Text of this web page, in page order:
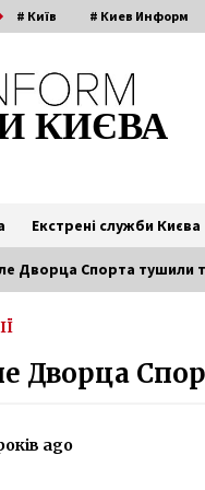
# Київ # Киев Информ
КИЄВА
Екстрені служби Києва
напрямки в Європу
років ago
столиця у 1960-х
Дворца Спорта тушили
Дворца
ago